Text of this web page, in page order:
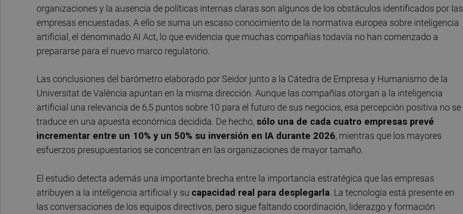
organizaciones y la ausencia de políticas internas claras son algunos de los obstáculos identificados por las
empresas encuestadas. A ello se suma un escaso conocimiento de la normativa europea sobre inteligencia
artificial, el denominado AI Act, lo que evidencia que muchas compañías todavía no han comenzado a
prepararse para el nuevo marco regulatorio.
Las conclusiones del barómetro elaborado por Seidor junto a la Cátedra de Empresa y Humanismo de la
Universitat de València apuntan en la misma dirección. Aunque las compañías otorgan a la inteligencia
artificial una relevancia de 6,5 puntos sobre 10 para el futuro de sus negocios, esa percepción positiva no se
traduce en una apuesta económica decidida. De hecho, sólo una de cada cuatro empresas prevé
incrementar entre un 10% y un 50% su inversión en IA durante 2026, mientras que los mayores
esfuerzos presupuestarios se concentran en las organizaciones de mayor tamaño.
El estudio detecta además una importante brecha entre la importancia estratégica que las empresas
atribuyen a la inteligencia artificial y su capacidad real para desplegarla. La tecnología está presente en
las conversaciones de los equipos directivos, pero sigue faltando coordinación, liderazgo y formación